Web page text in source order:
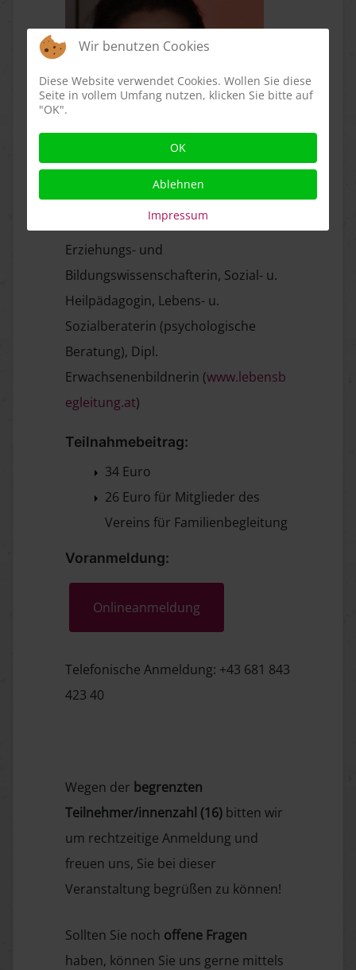
Erziehungs- und
Bildungswissenschafterin, Sozial- u.
Heilpädagogin, Lebens- u.
Sozialberaterin (psychologische
Beratung), Dipl.
Erwachsenenbildnerin (www.lebensb
egleitung.at)
Teilnahmebeitrag:
34 Euro
26 Euro für Mitglieder des
Vereins für Familienbegleitung
Voranmeldung:
Onlineanmeldung
Telefonische Anmeldung: +43 681 843
423 40
Wegen der begrenzten
Teilnehmer/innenzahl (16) bitten wir
um rechtzeitige Anmeldung und
freuen uns, Sie bei dieser
Veranstaltung begrüßen zu können!
Sollten Sie noch offene Fragen
haben, können Sie uns gerne mittels
Wir benutzen Cookies
Diese Website verwendet Cookies. Wollen Sie diese
Seite in vollem Umfang nutzen, klicken Sie bitte auf
"OK".
OK
Ablehnen
Impressum